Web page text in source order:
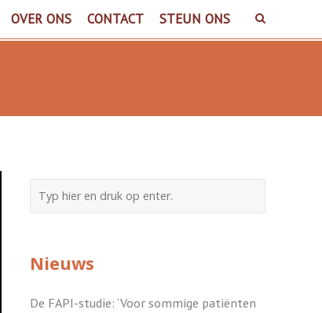
OVER ONS CONTACT STEUN ONS
Nieuws
De FAPI-studie: ‘Voor sommige patiënten